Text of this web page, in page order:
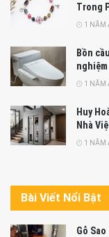
Trong
1 NĂM
Bồn
1 NĂM
Huy
Nhà
1 NĂM
Bài Viết Nổi Bật
Gỗ